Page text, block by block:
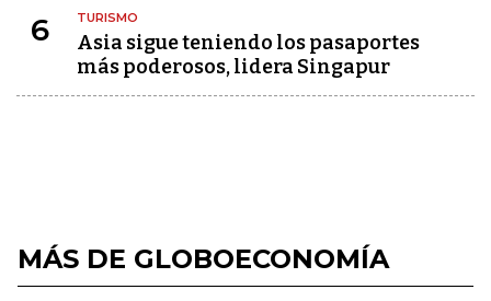
6 TURISMO
Asia sigue teniendo los pasaportes
más poderosos, lidera Singapur
MÁS DE GLOBOECONOMÍA